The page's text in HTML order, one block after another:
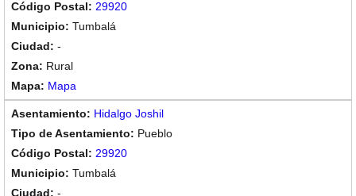
29920
Tumbalá
-
Rural
Mapa
Hidalgo Joshil
Pueblo
29920
Tumbalá
-